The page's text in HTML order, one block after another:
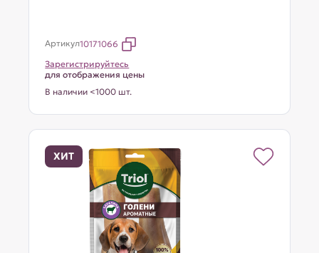
Артикул10171066
Зарегистрируйтесь
для отображения цены
В наличии <1000 шт.
ХИТ